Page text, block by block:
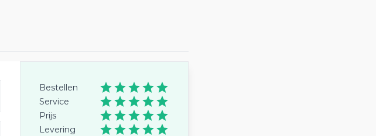
Bestellen
Service
Prijs
Levering